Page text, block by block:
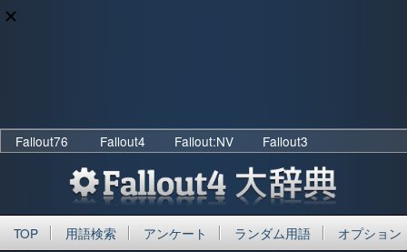
Fallout76 Fallout4 Fallout:NV Fallout3
TOP 用語検索 アンケート ランダム用語 オプション